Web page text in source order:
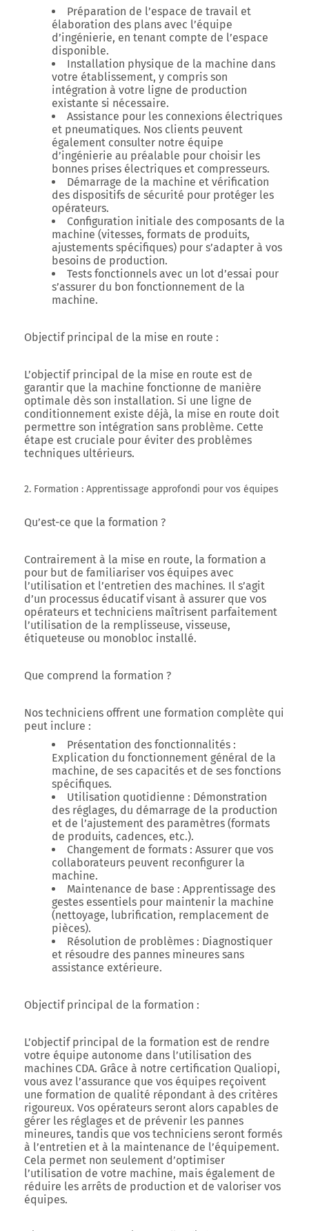
Préparation de l’espace de travail et
élaboration des plans avec l’équipe
d’ingénierie, en tenant compte de l’espace
disponible.
Installation physique de la machine dans
votre établissement, y compris son
intégration à votre ligne de production
existante si nécessaire.
Assistance pour les connexions électriques
et pneumatiques. Nos clients peuvent
également consulter notre équipe
d’ingénierie au préalable pour choisir les
bonnes prises électriques et compresseurs.
Démarrage de la machine et vérification
des dispositifs de sécurité pour protéger les
opérateurs.
Configuration initiale des composants de la
machine (vitesses, formats de produits,
ajustements spécifiques) pour s’adapter à vos
besoins de production.
Tests fonctionnels avec un lot d’essai pour
s’assurer du bon fonctionnement de la
machine.
Objectif principal de la mise en route :
L’objectif principal de la mise en route est de
garantir que la machine fonctionne de manière
optimale dès son installation. Si une ligne de
conditionnement existe déjà, la mise en route doit
permettre son intégration sans problème. Cette
étape est cruciale pour éviter des problèmes
techniques ultérieurs.
2. Formation : Apprentissage approfondi pour vos équipes
Qu’est-ce que la formation ?
Contrairement à la mise en route, la formation a
pour but de familiariser vos équipes avec
l’utilisation et l’entretien des machines. Il s’agit
d’un processus éducatif visant à assurer que vos
opérateurs et techniciens maîtrisent parfaitement
l’utilisation de la remplisseuse, visseuse,
étiqueteuse ou monobloc installé.
Que comprend la formation ?
Nos techniciens offrent une formation complète qui
peut inclure :
Présentation des fonctionnalités :
Explication du fonctionnement général de la
machine, de ses capacités et de ses fonctions
spécifiques.
Utilisation quotidienne : Démonstration
des réglages, du démarrage de la production
et de l’ajustement des paramètres (formats
de produits, cadences, etc.).
Changement de formats : Assurer que vos
collaborateurs peuvent reconfigurer la
machine.
Maintenance de base : Apprentissage des
gestes essentiels pour maintenir la machine
(nettoyage, lubrification, remplacement de
pièces).
Résolution de problèmes : Diagnostiquer
et résoudre des pannes mineures sans
assistance extérieure.
Objectif principal de la formation :
L’objectif principal de la formation est de rendre
votre équipe autonome dans l’utilisation des
machines CDA. Grâce à notre certification Qualiopi,
vous avez l’assurance que vos équipes reçoivent
une formation de qualité répondant à des critères
rigoureux. Vos opérateurs seront alors capables de
gérer les réglages et de prévenir les pannes
mineures, tandis que vos techniciens seront formés
à l’entretien et à la maintenance de l’équipement.
Cela permet non seulement d’optimiser
l’utilisation de votre machine, mais également de
réduire les arrêts de production et de valoriser vos
équipes.